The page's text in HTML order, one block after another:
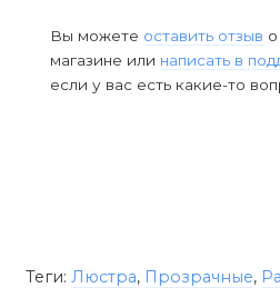
Вы можете оставить отзыв
магазине или написать в
если у вас есть какие-то
Теги: Люстра, Прозрачные,